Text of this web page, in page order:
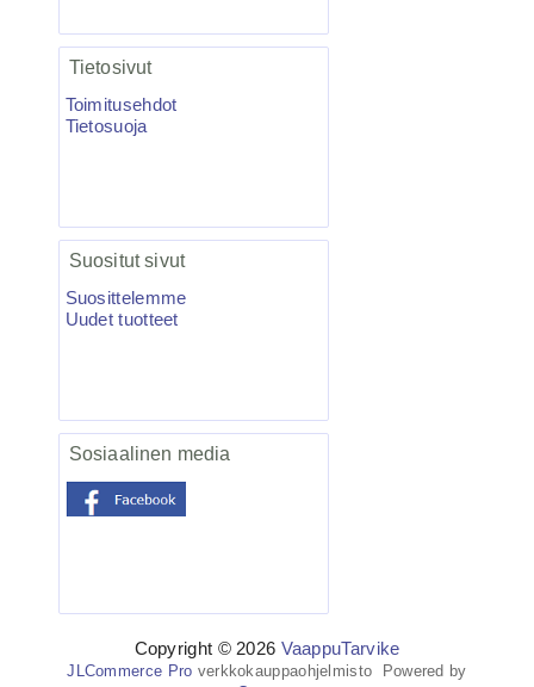
VMC-7557 TI Kolmihaa...
Tietosivut
Toimitusehdot
Tietosuoja
Suositut sivut
Suosittelemme
Uudet tuotteet
Sosiaalinen media
Copyright © 2026 VaappuTarvike
JLCommerce Pro verkkokauppaohjelmisto Powered by